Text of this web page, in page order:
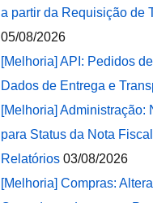
a partir da Requisição de
05/08/2026
[Melhoria] API: Pedidos
Dados de Entrega e
[Melhoria] Administração:
para Status da Nota
Relatórios 03/08/2026
[Melhoria] Compras: